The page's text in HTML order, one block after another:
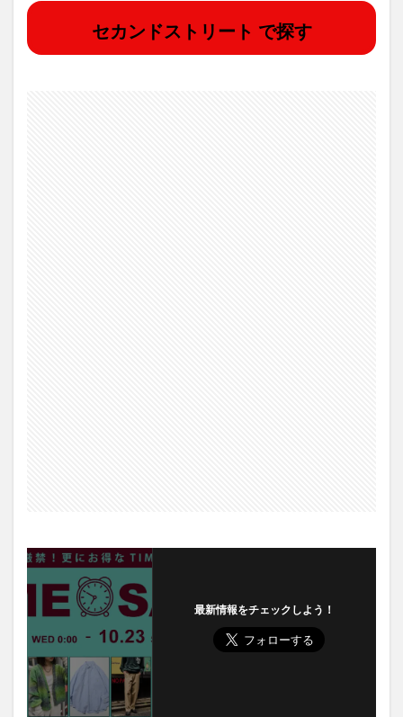
セカンドストリート で探す
最新情報をチェックしよう！